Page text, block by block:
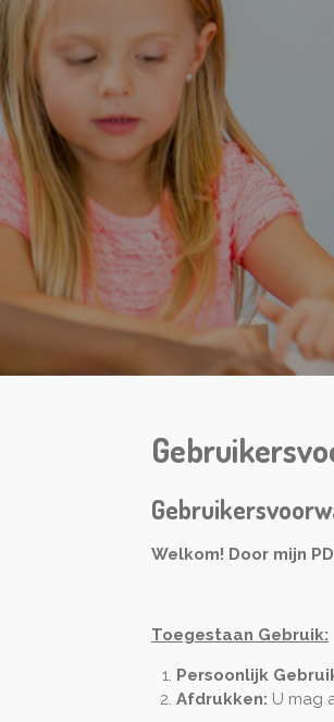
Welkom! Door mijn
Toegestaan Gebruik:
Persoonlijk
Afdrukken: U mag